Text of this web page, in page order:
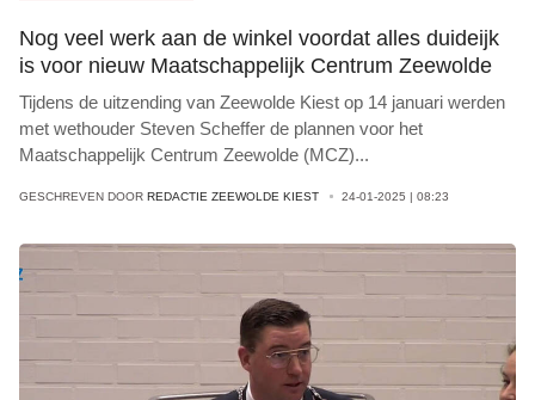
Nog veel werk aan de winkel voordat alles duideijk
is voor nieuw Maatschappelijk Centrum Zeewolde
Tijdens de uitzending van Zeewolde Kiest op 14 januari werden
met wethouder Steven Scheffer de plannen voor het
Maatschappelijk Centrum Zeewolde (MCZ)...
GESCHREVEN DOOR REDACTIE ZEEWOLDE KIEST 24-01-2025 | 08:23